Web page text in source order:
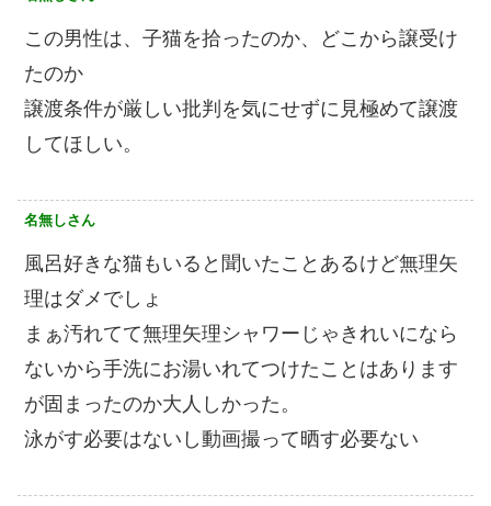
この男性は、子猫を拾ったのか、どこから譲受け
たのか
譲渡条件が厳しい批判を気にせずに見極めて譲渡
してほしい。
名無しさん
風呂好きな猫もいると聞いたことあるけど無理矢
理はダメでしょ
まぁ汚れてて無理矢理シャワーじゃきれいになら
ないから手洗にお湯いれてつけたことはあります
が固まったのか大人しかった。
泳がす必要はないし動画撮って晒す必要ない